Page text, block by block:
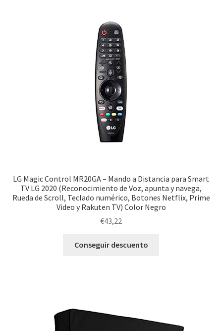
LG Magic Control MR20GA – Mando a Distancia para Smart
TV LG 2020 (Reconocimiento de Voz, apunta y navega,
Rueda de Scroll, Teclado numérico, Botones Netflix, Prime
Video y Rakuten TV) Color Negro
€43,22
Conseguir descuento